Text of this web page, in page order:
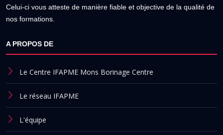
Celui-ci vous atteste de manière fiable et objective de la qualité de
nos formations.
A PROPOS DE
Le Centre IFAPME Mons Borinage Centre
Le réseau IFAPME
L'équipe